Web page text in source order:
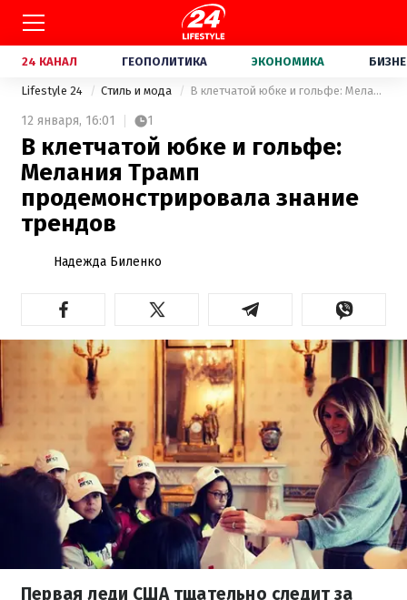
24 КАНАЛ ГЕОПОЛИТИКА ЭКОНОМИКА
Lifestyle 24 Стиль и мода В клетчатой юбке и гольфе: Мелания Трамп продемонстрировала знание трендов
12 января, 16:01 1
В клетчатой юбке и гольфе:
Мелания Трамп
продемонстрировала знание
трендов
Надежда Биленко
Первая леди США тщательно следит за